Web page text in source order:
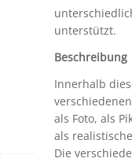
unterstützt.
Beschreibung
Innerhalb
als Foto, als
als
Die